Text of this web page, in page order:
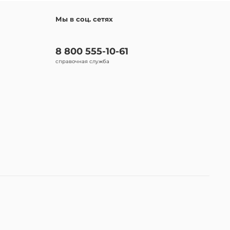
Мы в соц. сетях
8 800 555-10-61
справочная служба